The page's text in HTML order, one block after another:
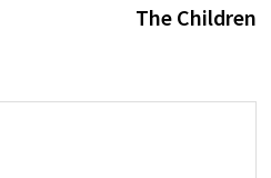
The Children